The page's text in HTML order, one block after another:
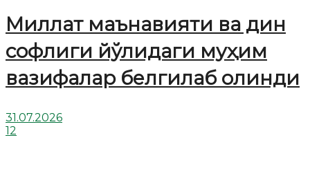
Миллат маънавияти ва дин
софлиги йўлидаги муҳим
вазифалар белгилаб олинди
31.07.2026
12